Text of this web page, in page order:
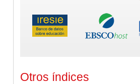
Otros índices